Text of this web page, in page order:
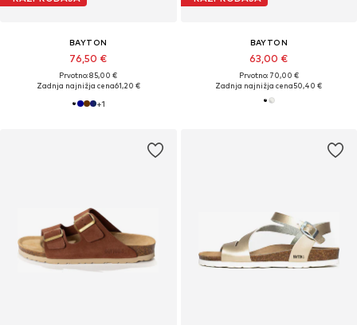
BAYTON
76,50 €
Prvotno: 85,00 €
Zadnja najnižja cena61,20 €
+1
BAYTON
63,00 €
Prvotno: 70,00 €
Zadnja najnižja cena50,40 €